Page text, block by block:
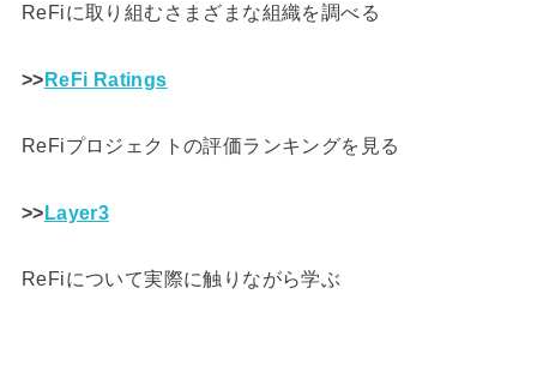
ReFiに取り組むさまざまな組織を調べる
>>ReFi Ratings
ReFiプロジェクトの評価ランキングを見る
>>Layer3
ReFiについて実際に触りながら学ぶ